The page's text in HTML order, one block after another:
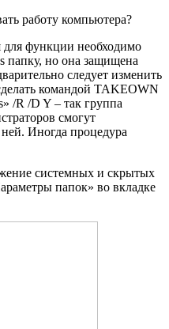
работу компьютера?
для функции необходимо
папку, но она защищена
следует изменить
командой TAKEOWN
/R /D Y – так группа
смогут
Иногда процедура
системных и скрытых
папок» во вкладке